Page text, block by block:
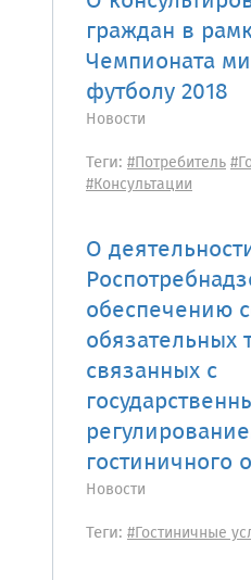
граждан в
Чемпионата
футболу 2018
Новости
Теги: #Потребитель
#Консультации
О
обеспечению
обязательных
связанных с
гостиничного
Новости
Теги: #Гостиничные